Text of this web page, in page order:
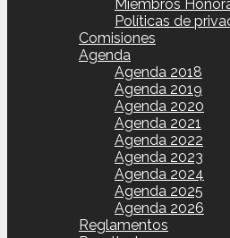
Miembros
Políticas de
Comisiones
Agenda
Agenda 2018
Agenda 2019
Agenda 2020
Agenda 2021
Agenda 2022
Agenda 2023
Agenda 2024
Agenda 2025
Agenda 2026
Reglamentos